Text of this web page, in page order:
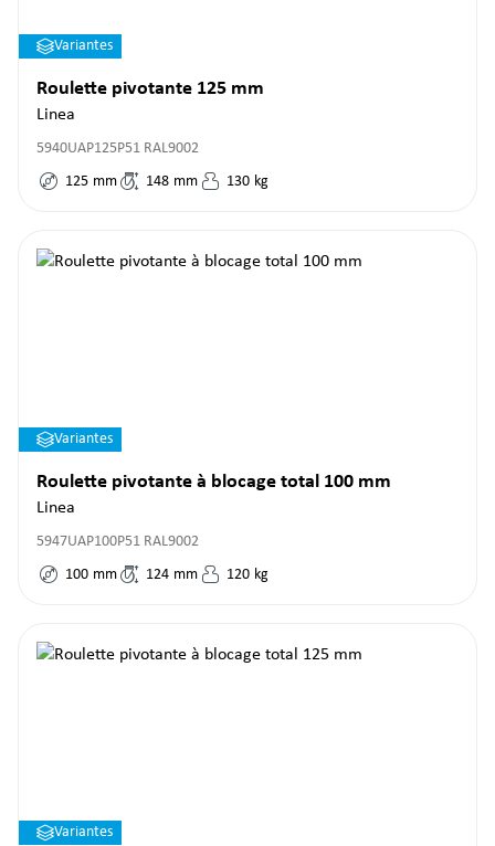
Variantes
Roulette pivotante 125 mm
Linea
5940UAP125P51 RAL9002
125 mm 148 mm 130 kg
Variantes
Roulette pivotante à blocage total 100 mm
Linea
5947UAP100P51 RAL9002
100 mm 124 mm 120 kg
Variantes